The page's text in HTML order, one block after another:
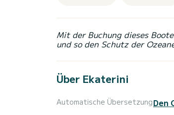
Mit der Buchung dieses
und so den Schutz der
Über Ekaterini
Automatische ÜbersetzungDen